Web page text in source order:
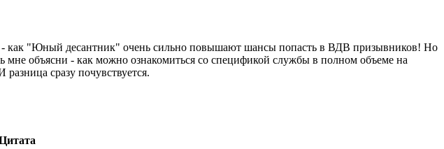
как "Юный десантник" очень сильно повышают шансы попасть в ВДВ призывников! Но
объясни - как можно ознакомиться со спецификой службы в полном объеме на
сразу почувствуется.